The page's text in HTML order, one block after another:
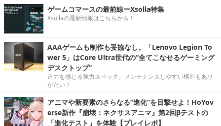
ゲームコマースの最前線ーXsolla特集
Xsollaの最新情報はこちらから！
AAAゲームも制作も妥協なし。「Lenovo Legion To
wer 5」はCore Ultra世代の“全てこなせるゲーミング
デスクトップ”
迫力を感じる強力スペック。メンテナンスしやすい構造もあり
がたい！
アニマや新要素のさらなる“進化”を目撃せよ！HoYov
erse新作『崩壊：ネクサスアニマ』第2回βテストの
「進化テスト」を体験【プレイレポ】